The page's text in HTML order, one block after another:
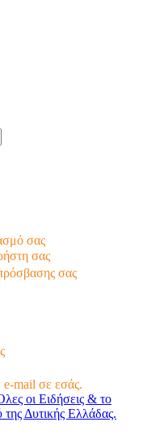
σας
σας
σας
e-mail σε εσάς.
οι Ειδήσεις & το
Δυτικής Ελλάδας.